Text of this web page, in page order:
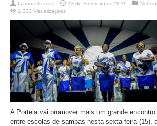
Carnavalizados 13 de Fevereiro de 2019
1,332 Visualizaçoes
A Portela vai promover mais um grande encontro
entre escolas de sambas nesta sexta-feira (15),